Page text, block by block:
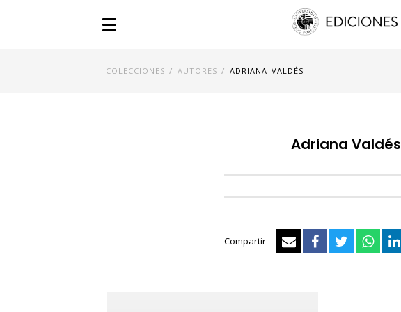
COLECCIONES / AUTORES / ADRIANA VALDÉS
Adriana Valdés
Compartir